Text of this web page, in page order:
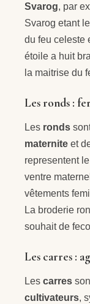
Svarog, par
Svarog etant
du feu celeste
étoile a huit
la maitrise du
Les ronds :
Les ronds
maternite et
representent
ventre
vêtements
La broderie
souhait de
Les carres :
Les carres
cultivateurs,